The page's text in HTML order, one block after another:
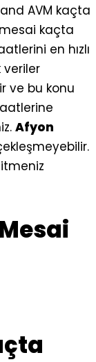
AVM kaçta
kaçta
en hızlı
ve bu konu
Afyon